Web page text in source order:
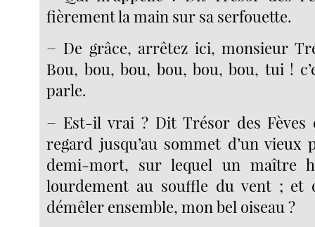
fièrement la main sur sa serfouette.
− De grâce, arrêtez ici, monsieur
Bou, bou, bou, bou, bou, bou, tui !
parle.
− Est-il vrai ? Dit Trésor des Fèves
regard jusqu’au sommet d’un vieux
demi-mort, sur lequel un maître
lourdement au souffle du vent ; et
démêler ensemble, mon bel oiseau ?